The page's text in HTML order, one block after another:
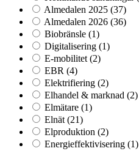
Almedalen 2025 (37)
Almedalen 2026 (36)
Biobränsle (1)
Digitalisering (1)
E-mobilitet (2)
EBR (4)
Elektrifiering (2)
Elhandel & marknad (2)
Elmätare (1)
Elnät (21)
Elproduktion (2)
Energieffektivisering (1)